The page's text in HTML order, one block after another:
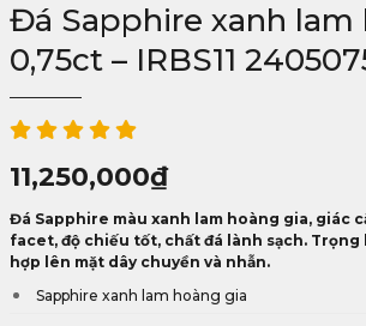
Đá Sapphire xanh lam
0,75ct – IRBS11
11,250,000₫
Đá Sapphire màu xanh lam hoàng gia, giác
facet, độ chiếu tốt, chất đá lành sạch. Trọng
hợp lên mặt dây chuyền và nhẫn.
Sapphire xanh lam hoàng gia